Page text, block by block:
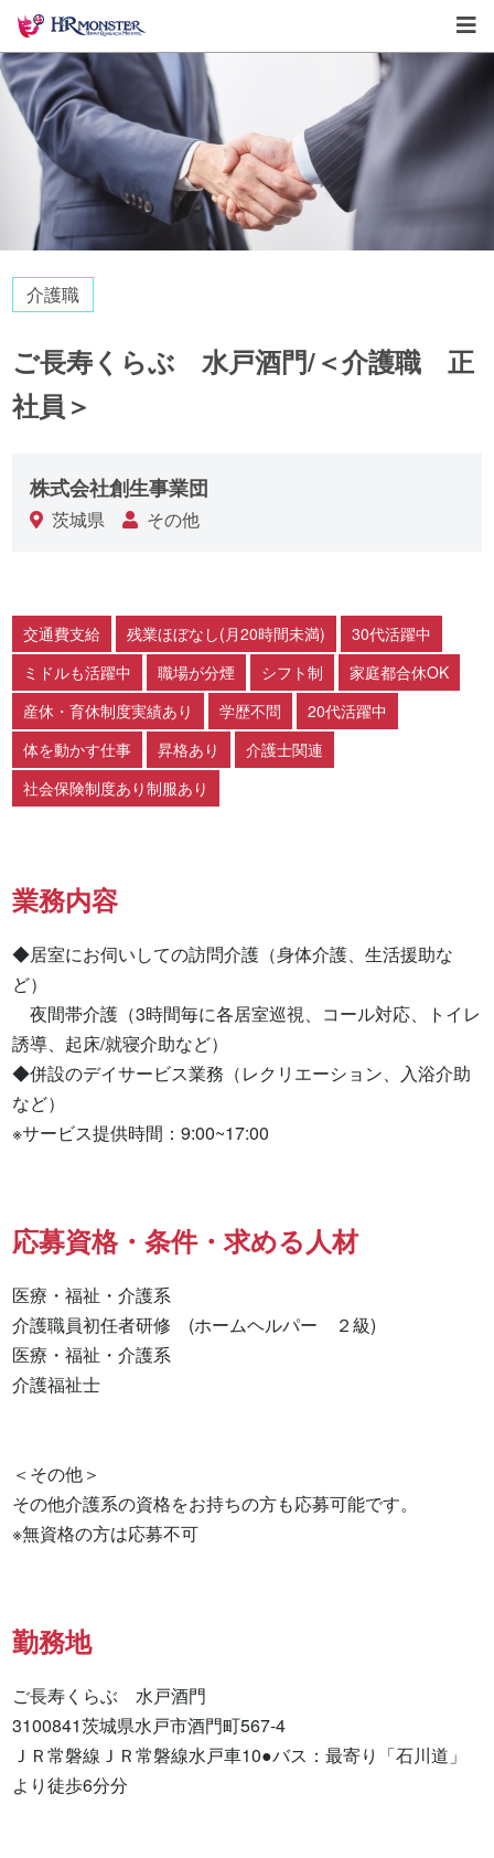
介護職
ご長寿くらぶ 水戸酒門/＜介護職 正
社員＞
株式会社創生事業団
茨城県 その他
交通費支給 残業ほぼなし(月20時間未満)
30代活躍中
ミドルも活躍中
職場が分煙 シフト制
家庭都合休OK
産休・育休制度実績あり
学歴不問
20代活躍中
体を動かす仕事
昇格あり
介護士関連
社会保険制度あり制服あり
業務内容
◆居室にお伺いしての訪問介護（身体介護、生活援助な
ど）
夜間帯介護（3時間毎に各居室巡視、コール対応、トイレ
誘導、起床/就寝介助など）
◆併設のデイサービス業務（レクリエーション、入浴介助
など）
※サービス提供時間：9:00~17:00
応募資格・条件・求める人材
医療・福祉・介護系
介護職員初任者研修　(ホームヘルパー　２級)
医療・福祉・介護系
介護福祉士
＜その他＞
その他介護系の資格をお持ちの方も応募可能です。
※無資格の方は応募不可
勤務地
ご長寿くらぶ　水戸酒門
3100841茨城県水戸市酒門町567-4
ＪＲ常磐線ＪＲ常磐線水戸車10●バス：最寄り「石川道」
より徒歩6分分